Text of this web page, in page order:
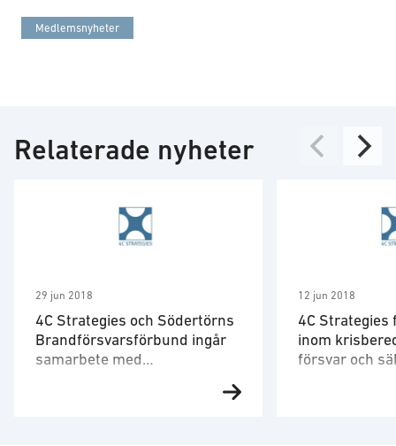
Medlemsnyheter
Relaterade nyheter
29 jun 2018
4C Strategies och Södertörns
Brandförsvarsförbund ingår
samarbete med
Risk- och krishanteringsföretaget
12 jun 2018
4C Strategies
inom
försvar och